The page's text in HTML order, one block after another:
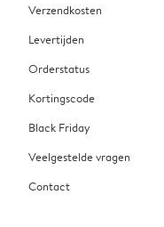
Verzendkosten
Levertijden
Orderstatus
Kortingscode
Black Friday
Veelgestelde vragen
Contact